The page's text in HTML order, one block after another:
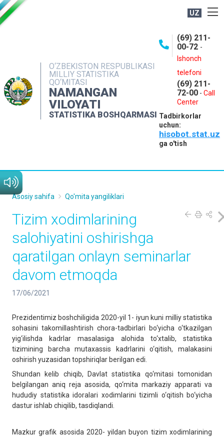
UZ
O‘ZBEKISTON RESPUBLIKASI
MILLIY STATISTIKA
QO‘MITASI
NAMANGAN
VILOYATI
STATISTIKA BOSHQARMASI
(69) 211-
00-72 -
Ishonch
telefoni
(69) 211-
72-00 - Call
Center
Tadbirkorlar
uchun:
hisobot.stat.uz
ga o'tish
NASHRLAR
INTERAKTIV XIZMATLAR
MATBUOT XIZMATI
MUROJAATLAR
Asosiy sahifa Qo'mita yangiliklari
Tizim xodimlarining
salohiyatini oshirishga
qaratilgan onlayn seminarlar
davom etmoqda
17/06/2021
Prezidentimiz boshchiligida 2020-yil 1- iyun kuni milliy statistika
sohasini takomillashtirish chora-tadbirlari bo‘yicha o‘tkazilgan
yig‘ilishda kadrlar masalasiga alohida to‘xtalib, statistika
tizimining barcha mutaxassis kadrlarini o‘qitish, malakasini
oshirish yuzasidan topshiriqlar berilgan edi.
Shundan kelib chiqib, Davlat statistika qo‘mitasi tomonidan
belgilangan aniq reja asosida, qo‘mita markaziy apparati va
hududiy statistika idoralari xodimlarini tizimli o‘qitish bo‘yicha
dastur ishlab chiqilib, tasdiqlandi.
Mazkur grafik asosida 2020- yildan buyon tizim xodimlarining